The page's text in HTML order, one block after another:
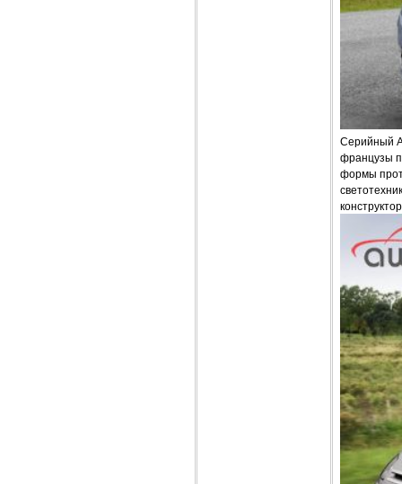
Серийный
французы
формы